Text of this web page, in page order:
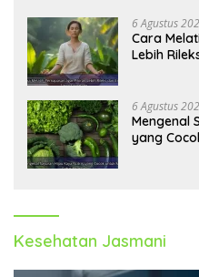
6 Agustus
Cara
Lebih
6 Agustus
Mengenal
yang
Kesehatan Jasmani